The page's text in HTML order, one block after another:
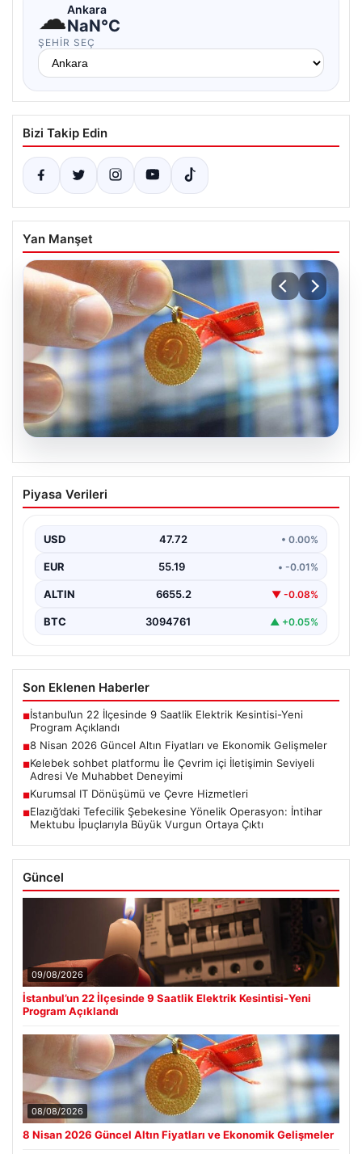
☁Ankara
NaN°C
ŞEHIR SEÇ
Bizi Takip Edin
Yan Manşet
08.08.2026
8 Nisan 2026 Güncel Altın Fiyatları ve
Ekonomik Gelişmeler
jeopolitik gelişmelerle birlikte ekonomik verilerin de
etkisiyle hareketlilik…
Piyasa Verileri
USD 47.72 • 0.00%
EUR 55.19 • -0.01%
ALTIN 6655.2 ▼ -0.08%
BTC 3094761 ▲ +0.05%
Son Eklenen Haberler
■İstanbul’un 22 İlçesinde 9 Saatlik Elektrik Kesintisi-Yeni
Program Açıklandı
■8 Nisan 2026 Güncel Altın Fiyatları ve Ekonomik Gelişmeler
■Kelebek sohbet platformu İle Çevrim içi İletişimin Seviyeli
Adresi Ve Muhabbet Deneyimi
■Kurumsal IT Dönüşümü ve Çevre Hizmetleri
■Elazığ’daki Tefecilik Şebekesine Yönelik Operasyon: İntihar
Mektubu İpuçlarıyla Büyük Vurgun Ortaya Çıktı
Güncel
09/08/2026
İstanbul’un 22 İlçesinde 9 Saatlik Elektrik Kesintisi-Yeni
Program Açıklandı
08/08/2026
8 Nisan 2026 Güncel Altın Fiyatları ve Ekonomik Gelişmeler